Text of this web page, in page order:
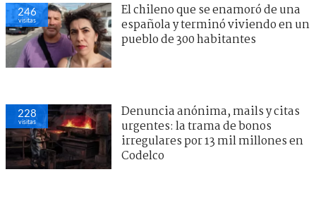
246
visitas
El chileno que se enamoró de una
española y terminó viviendo en un
pueblo de 300 habitantes
228
visitas
Denuncia anónima, mails y citas
urgentes: la trama de bonos
irregulares por 13 mil millones en
Codelco